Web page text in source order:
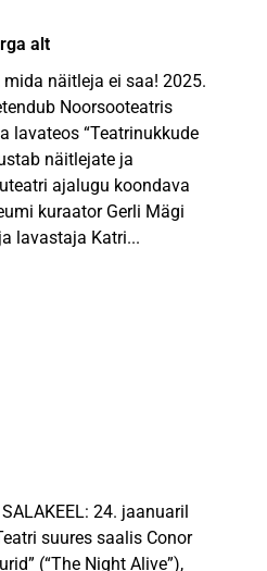
alt
näitleja ei saa! 2025.
Noorsooteatris
lavateos “Teatrinukkude
näitlejate ja
ajalugu koondava
kuraator Gerli Mägi
lavastaja Katri...
SALAKEEL: 24. jaanuaril
suures saalis Conor
(“The Night Alive”),